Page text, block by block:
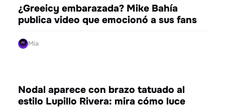
ENTRETENIMIENTO
¿Greeicy embarazada? Mike Bahía
publica video que emocionó a sus fans
Mía
ENTRETENIMIENTO
Nodal aparece con brazo tatuado al
estilo Lupillo Rivera: mira cómo luce